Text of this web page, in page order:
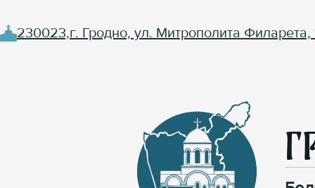
230023,г. Гродно, ул. Митрополита Филарета,